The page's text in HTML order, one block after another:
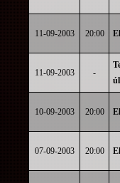
11-09-2003 20:00
11-09-2003 -
10-09-2003 20:00
07-09-2003 20:00